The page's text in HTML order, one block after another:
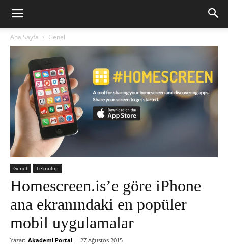
Ana Sayfa Genel
Genel Teknoloji
Homescreen.is’e göre iPhone
ana ekranındaki en popüler
mobil uygulamalar
Yazar: Akademi Portal - 27 Ağustos 2015